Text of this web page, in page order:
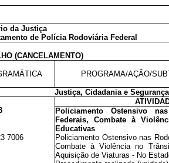
da Justiça
de Polícia Rodoviária Federal
(CANCELAMENTO)
PROGRAMA/AÇÃO/
Justiça, Cidadania e
Policiamento Ostensivo
Federais, Combate à
Educativas
7006
Policiamento Ostensivo nas
Combate à Violência no
Aquisição de Viaturas - No